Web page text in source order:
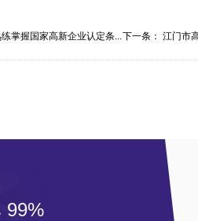
掌握国家高新企业认定条...下一条： 江门市
99%